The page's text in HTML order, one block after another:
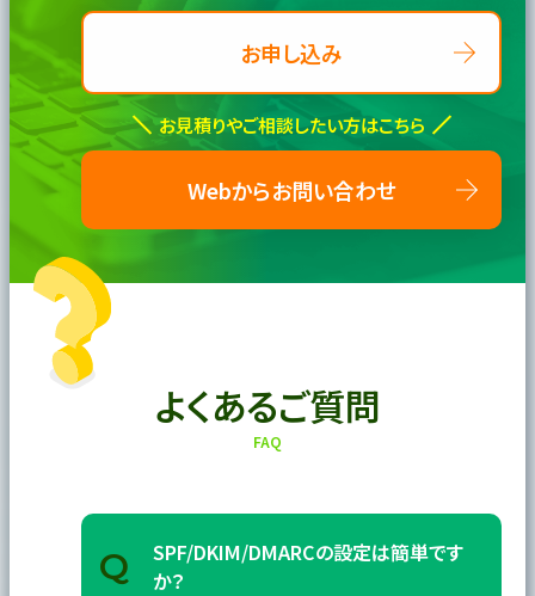
お申し込み
お見積りやご相談したい方はこちら
Webからお問い合わせ
よくあるご質問
FAQ
Q
SPF/DKIM/DMARCの設定は簡単です
か？